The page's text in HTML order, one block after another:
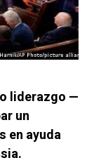
liderazgo —
un
en ayuda